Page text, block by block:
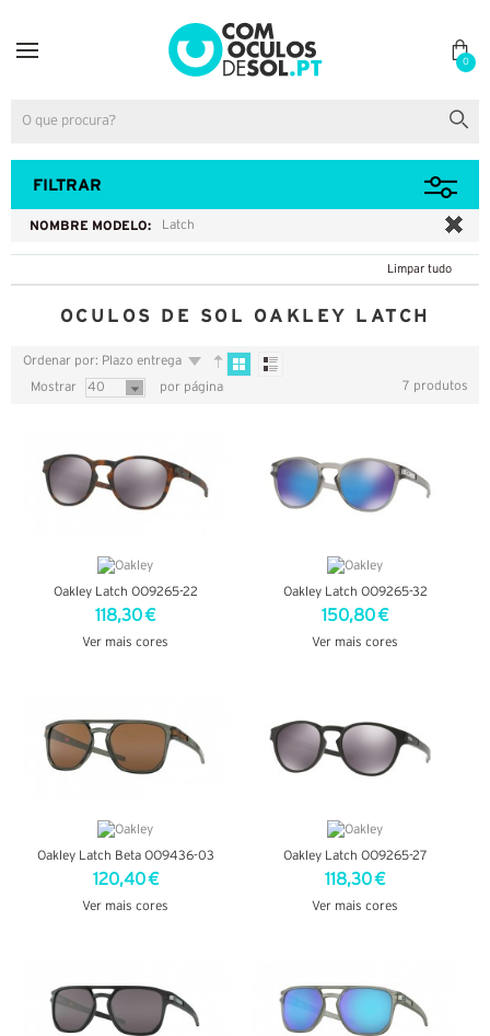
0
FILTRAR
NOMBRE MODELO: Latch
Limpar tudo
OCULOS DE SOL OAKLEY LATCH
Ordenar por: Plazo entrega
Mostrar 40 por página 7 produtos
Oakley Latch OO9265-22
118,30 €
Ver mais cores
Oakley Latch OO9265-32
150,80 €
Ver mais cores
Oakley Latch Beta OO9436-03
120,40 €
Ver mais cores
Oakley Latch OO9265-27
118,30 €
Ver mais cores